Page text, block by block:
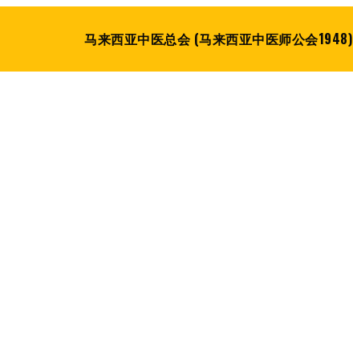
马来西亚中医总会 (马来西亚中医师公会1948)